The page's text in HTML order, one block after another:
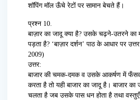
शॉपिंग मॉल ऊँचे रेटों पर सामान बेचते हैं।
प्रश्न 10.
बाज़ार का जादू क्या है? उसके चढ़ने-उतरने का
पड़ता है? ‘बाज़ार दर्शन’ पाठ के आधार पर
2009)
उत्तर:
बाजार की चमक-दमक व उसके आकर्षण में फँसकर
करता है तो यही बाजार का जादू है। बाजार का
चलता है जब उसके पास धन होता है तथा वस्तुएँ